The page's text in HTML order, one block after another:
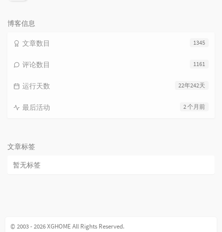
博客信息
1345
文章数目
1161
评论数目
22年242天
运行天数
2 个月前
最后活动
文章标签
暂无标签
© 2003 - 2026 XGHOME All Rights Reserved.